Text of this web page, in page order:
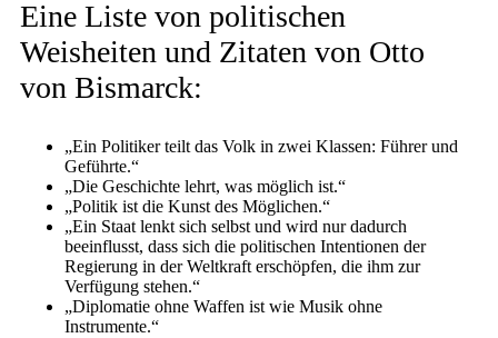
Eine Liste von politischen
Weisheiten und Zitaten von Otto
von Bismarck:
„Ein Politiker teilt das Volk in zwei Klassen: Führer und
Geführte.“
„Die Geschichte lehrt, was möglich ist.“
„Politik ist die Kunst des Möglichen.“
„Ein Staat lenkt sich selbst und wird nur dadurch
beeinflusst, dass sich die politischen Intentionen der
Regierung in der Weltkraft erschöpfen, die ihm zur
Verfügung stehen.“
„Diplomatie ohne Waffen ist wie Musik ohne
Instrumente.“